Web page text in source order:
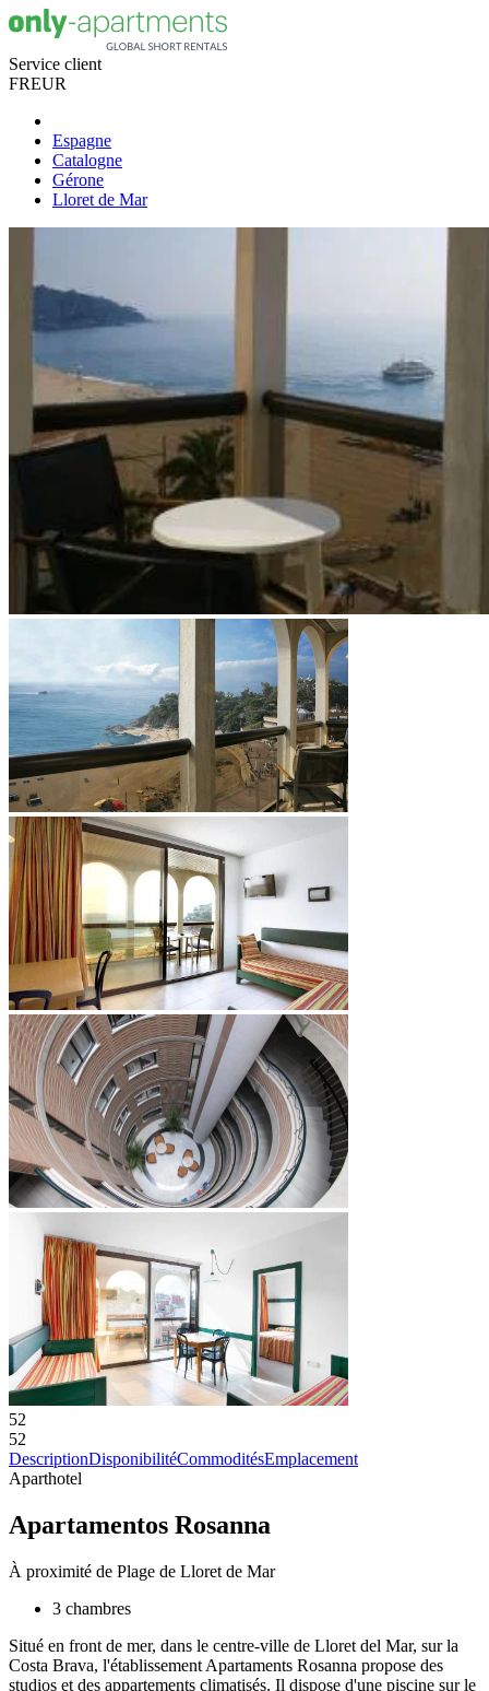
Service client
FREUR
Espagne
Catalogne
Gérone
Lloret de Mar
52
52
DescriptionDisponibilitéCommoditésEmplacement
Aparthotel
Apartamentos Rosanna
À proximité de Plage de Lloret de Mar
3 chambres
Situé en front de mer, dans le centre-ville de Lloret del Mar, sur la
Costa Brava, l'établissement Apartaments Rosanna propose des
studios et des appartements climatisés. Il dispose d'une piscine sur le